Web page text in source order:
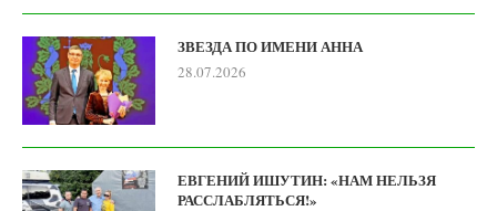
ЗВЕЗДА ПО ИМЕНИ АННА
28.07.2026
ЕВГЕНИЙ ИШУТИН: «НАМ НЕЛЬЗЯ
РАССЛАБЛЯТЬСЯ!»